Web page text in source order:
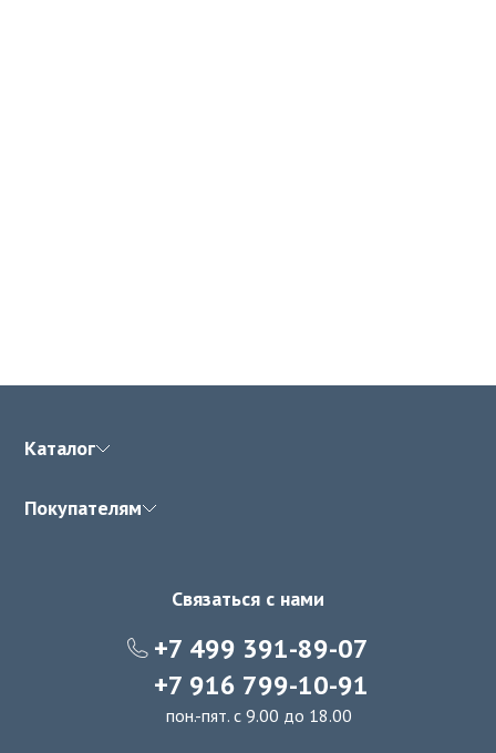
Каталог
Покупателям
Связаться с нами
+7 499 391-89-07
+7 916 799-10-91
пон.-пят. с 9.00 до 18.00